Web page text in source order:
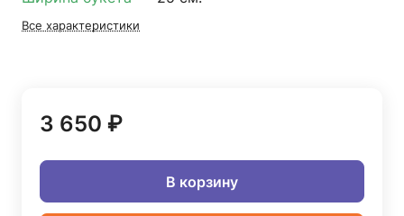
Все характеристики
3 650 ₽
В корзину